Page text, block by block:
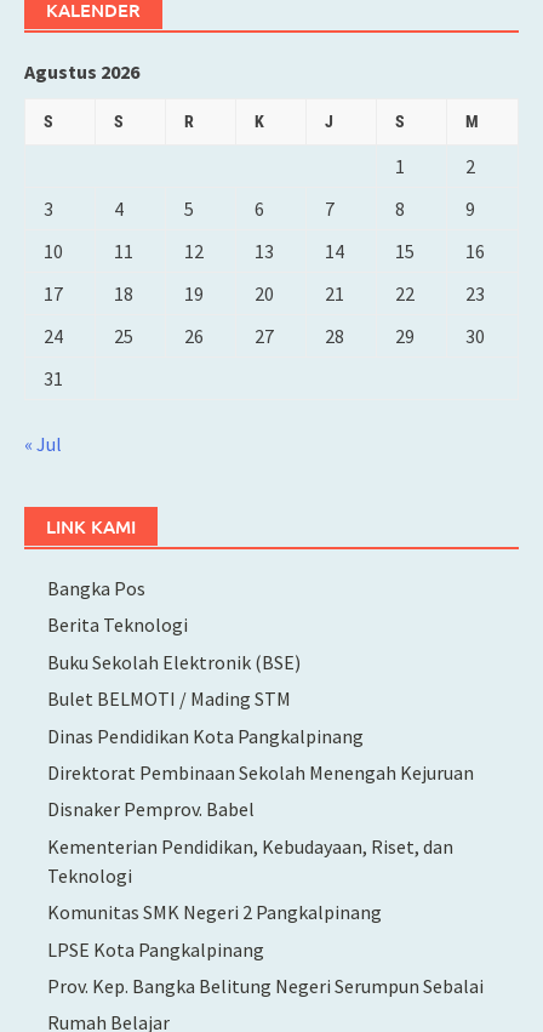
KALENDER
Agustus 2026
S S R K J S M
1
2
3
4 5 6 7 8
9
10
11 12 13 14 15
16
17
18 19 20 21 22
23
24
25 26 27 28 29
30
31
« Jul
LINK KAMI
Bangka Pos
Berita Teknologi
Buku Sekolah Elektronik (BSE)
Bulet BELMOTI / Mading STM
Dinas Pendidikan Kota Pangkalpinang
Direktorat Pembinaan Sekolah Menengah Kejuruan
Disnaker Pemprov. Babel
Kementerian Pendidikan, Kebudayaan, Riset, dan
Teknologi
Komunitas SMK Negeri 2 Pangkalpinang
LPSE Kota Pangkalpinang
Prov. Kep. Bangka Belitung Negeri Serumpun Sebalai
Rumah Belajar